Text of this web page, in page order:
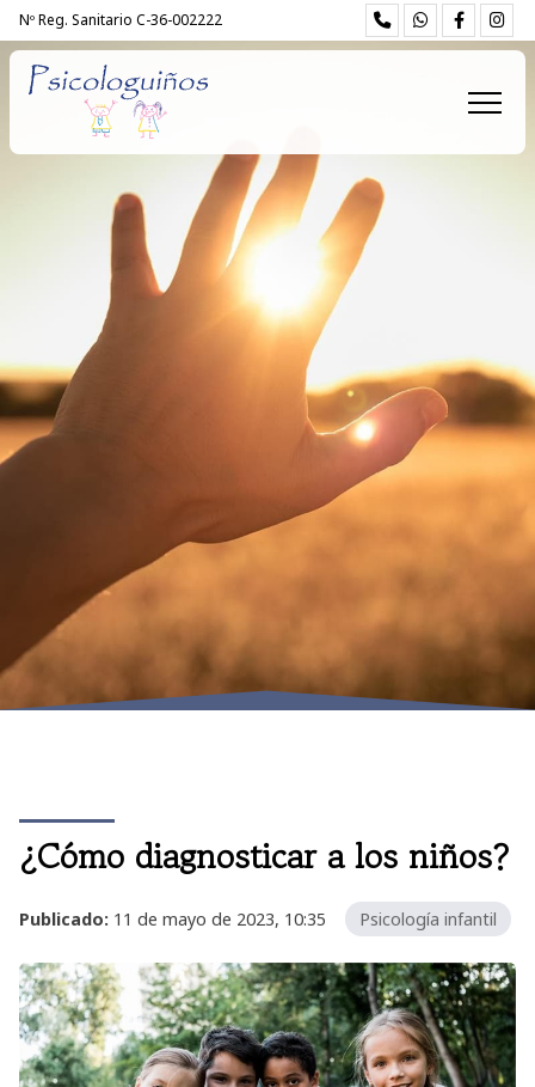
Nº Reg. Sanitario C-36-002222
¿Cómo diagnosticar a los niños?
Publicado: 11 de mayo de 2023, 10:35 Psicología infantil